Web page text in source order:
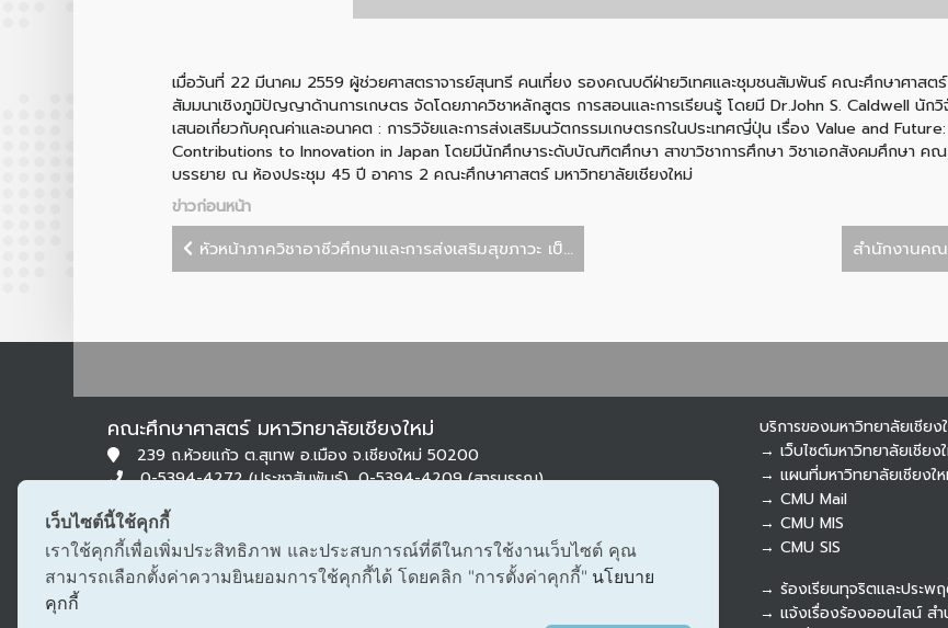
เมื่อวันที่ 22 มีนาคม 2559 ผู้ช่วยศาสตราจารย์สุนทรี คนเที่ยง รองคณบดีฝ่ายวิเทศและชุมชนสัมพันธ์ คณะศึกษาศาสตร์
สัมมนาเชิงภูมิปัญญาด้านการเกษตร จัดโดยภาควิชาหลักสูตร การสอนและการเรียนรู้ โดยมี Dr.John S. Caldwell นักวิ
เสนอเกี่ยวกับคุณค่าและอนาคต : การวิจัยและการส่งเสริมนวัตกรรมเกษตรกรในประเทศญี่ปุ่น เรื่อง Value and
Contributions to Innovation in Japan โดยมีนักศึกษาระดับบัณฑิตศึกษา สาขาวิชาการศึกษา วิชาเอกสังคมศึกษา ค
บรรยาย ณ ห้องประชุม 45 ปี อาคาร 2 คณะศึกษาศาสตร์ มหาวิทยาลัยเชียงใหม่
ข่าวก่อนหน้า
หัวหน้าภาควิชาอาชีวศึกษาและการส่งเสริมสุขภาวะ เป็...
สำนักงานคณ
คณะศึกษาศาสตร์ มหาวิทยาลัยเชียงใหม่
239 ถ.ห้วยแก้ว ต.สุเทพ อ.เมือง จ.เชียงใหม่ 50200
0-5394-4272 (ประชาสัมพันธ์), 0-5394-4209 (สารบรรณ)
edu@cmu.ac.th, saraban_edu@cmu.ac.th
บริการของมหาวิทยาลัยเชียง
→ เว็บไซต์มหาวิทยาลัยเชียง
→ แผนที่มหาวิทยาลัยเชียงใ
→ CMU Mail
→ CMU MIS
→ CMU SIS
→ ร้องเรียนทุจริตและประพ
→ แจ้งเรื่องร้องออนไลน์ สำ
เว็บไซต์นี้ใช้คุกกี้
เราใช้คุกกี้เพื่อเพิ่มประสิทธิภาพ และประสบการณ์ที่ดีในการใช้งานเว็บไซต์ คุณ
สามารถเลือกตั้งค่าความยินยอมการใช้คุกกี้ได้ โดยคลิก "การตั้งค่าคุกกี้" นโยบาย
คุกกี้